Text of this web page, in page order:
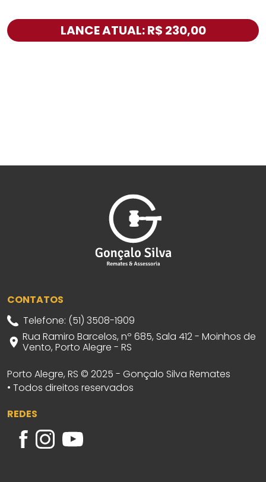
LANCE ATUAL: R$ 230,00
CONTATOS
Telefone: (51) 3508-1909
Rua Ramiro Barcelos, nº 685, Sala 412 - Moinhos de
Vento, Porto Alegre - RS
Porto Alegre, RS © 2025 - Gonçalo Silva Remates
• Todos direitos reservados
REDES